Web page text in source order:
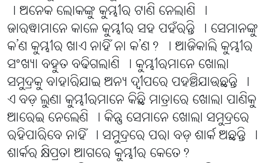
। ଅନେକ ଲୋକଙ୍କୁ କୁମ୍ଭୀର ଟାଣି ନେଲାଣି ।
ଜାରୱାମାନେ କାଳେ କୁମ୍ଭୀର ସହ ପହଁରନ୍ତି । ସେମାନଙ୍କୁ
କ’ଣ କୁମ୍ଭୀର ଖାଏ ନାହିଁ ନା କ’ଣ? । ଆଜିକାଲି କୁମ୍ଭୀର
ସଂଖ୍ୟା ବହୁତ ବଢିଗଲାଣି । କୁମ୍ଭୀରମାନେ ଖୋଲା
ସମୁଦ୍ରକୁ ବାହାରିଯାଇ ଅନ୍ୟ ଦ୍ୱୀପରେ ପହଞ୍ଚିଯାଉଛନ୍ତି ।
ଏ ବଡ଼ ଲୁଣା କୁମ୍ଭୀରମାନେ କିଛି ମାତ୍ରାରେ ଖୋଲା ପାଣିକୁ
ଆରେଇ ନେଲେଣି । କିନ୍ତୁ ସେମାନେ ଖୋଲା ସମୁଦ୍ରରେ
ରହିପାରିବେ ନାହିଁ । ସମୁଦ୍ରରେ ପରା ବଡ଼ ଶାର୍କ ଅଛନ୍ତି ।
ଶାର୍କର କ୍ଷିପ୍ରତା ଆଗରେ କୁମ୍ଭୀର କେତେ?